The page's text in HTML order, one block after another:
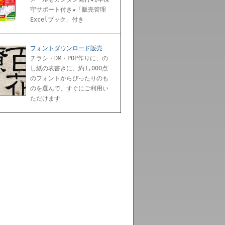
守サポート付き★「販売管理
Excelブック」付き
フォントダウンロード販売
チラシ・DM・POP作りに、の
し紙の表書きに。約1,000点
のフォントからぴったりのも
のを選んで、すぐにご利用い
ただけます